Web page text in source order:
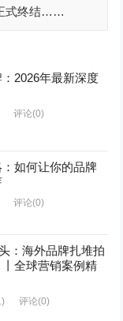
式终结……
2026年最新深度
评论(0)
如何让你的品牌
评论(0)
：海外品牌扎堆拍
全球营销案例精
评论(0)